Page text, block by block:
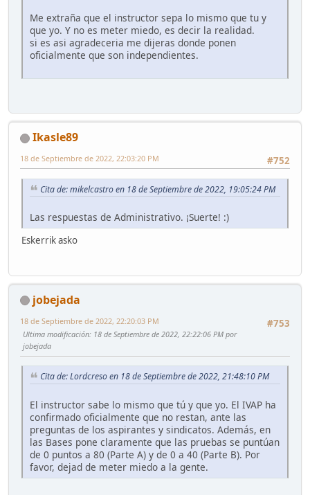
Me extraña que el instructor sepa lo mismo que tu y
que yo. Y no es meter miedo, es decir la realidad.
si es asi agradeceria me dijeras donde ponen
oficialmente que son independientes.
Ikasle89
#752
18 de Septiembre de 2022, 22:03:20 PM
Cita de: mikelcastro en 18 de Septiembre de 2022, 19:05:24 PM
Las respuestas de Administrativo. ¡Suerte! :)
Eskerrik asko
jobejada
#753
18 de Septiembre de 2022, 22:20:03 PM
Ultima modificación: 18 de Septiembre de 2022, 22:22:06 PM por
jobejada
Cita de: Lordcreso en 18 de Septiembre de 2022, 21:48:10 PM
El instructor sabe lo mismo que tú y que yo. El IVAP ha
confirmado oficialmente que no restan, ante las
preguntas de los aspirantes y sindicatos. Además, en
las Bases pone claramente que las pruebas se puntúan
de 0 puntos a 80 (Parte A) y de 0 a 40 (Parte B). Por
favor, dejad de meter miedo a la gente.